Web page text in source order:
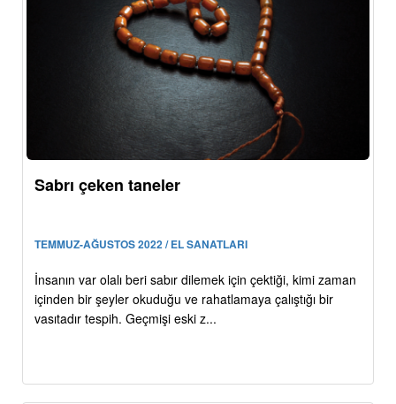
Sabrı çeken taneler
TEMMUZ-AĞUSTOS 2022 / EL SANATLARI
İnsanın var olalı beri sabır dilemek için çektiği, kimi zaman
içinden bir şeyler okuduğu ve rahatlamaya çalıştığı bir
vasıtadır tespih. Geçmişi eski z...